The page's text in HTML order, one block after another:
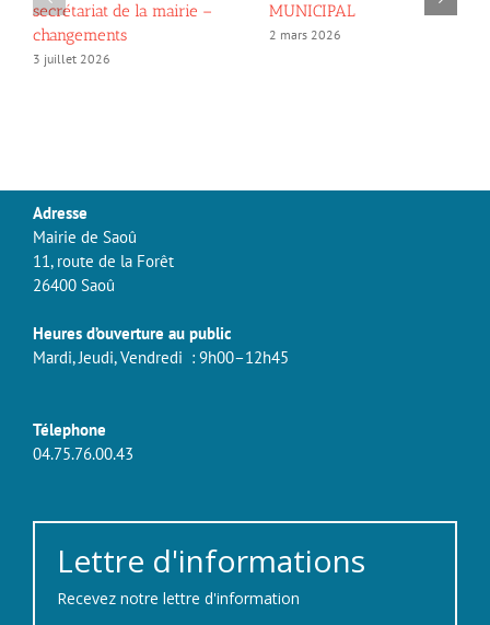
secrétariat de la mairie –
changements
3 juillet 2026
MUNICIPAL
2 mars 2026
Adresse
Mairie de Saoû
11, route de la Forêt
26400 Saoû
Heures d’ouverture au public
Mardi, Jeudi, Vendredi : 9h00–12h45
Télephone
04.75.76.00.43
Lettre d'informations
Recevez notre lettre d'information